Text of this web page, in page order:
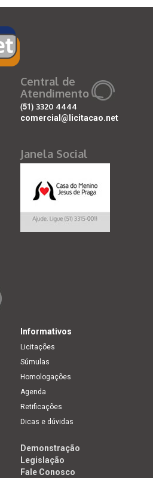
Central de
Atendimento
(51) 3320 4444
comercial@licitacao.net
Janela Social
Informativos
Licitações
Súmulas
Homologações
Agenda
Retificações
Dicas e dúvidas
Demonstração
Legislação
Fale Conosco